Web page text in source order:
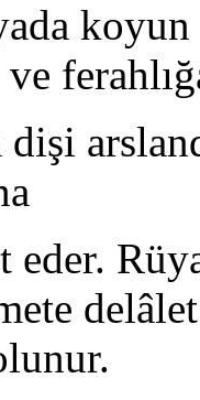
eder.